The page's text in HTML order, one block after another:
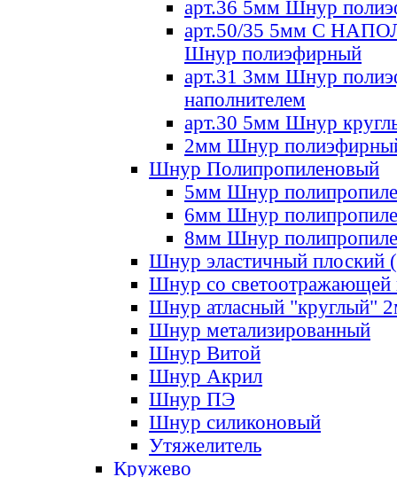
арт.36 5мм Шнур
арт.50/35 5мм С
Шнур полиэфирный
арт.31 3мм Шнур
наполнителем
арт.30 5мм Шнур
2мм Шнур
Шнур Полипропиленовый
5мм Шнур
6мм Шнур
8мм Шнур
Шнур эластичный плоский
Шнур со светоотражающей
Шнур атласный "круглый"
Шнур метализированный
Шнур Витой
Шнур Акрил
Шнур ПЭ
Шнур силиконовый
Утяжелитель
Кружево